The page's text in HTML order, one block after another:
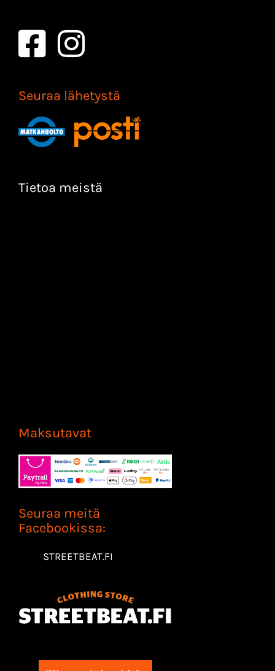
Seuraa lähetystä
Tietoa meistä
Maksutavat
Seuraa meitä
Facebookissa:
STREETBEAT.FI